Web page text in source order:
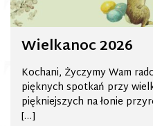
Wielkanoc 2026
Kochani, Życzymy Wam
pięknych spotkań przy
piękniejszych na łonie
[…]